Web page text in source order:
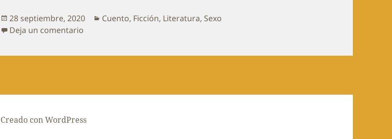
Publicado
el
28 septiembre, 2020 Categorías
Cuento, Ficción, Literatura, Sexo
Deja un comentario
Creado con WordPress